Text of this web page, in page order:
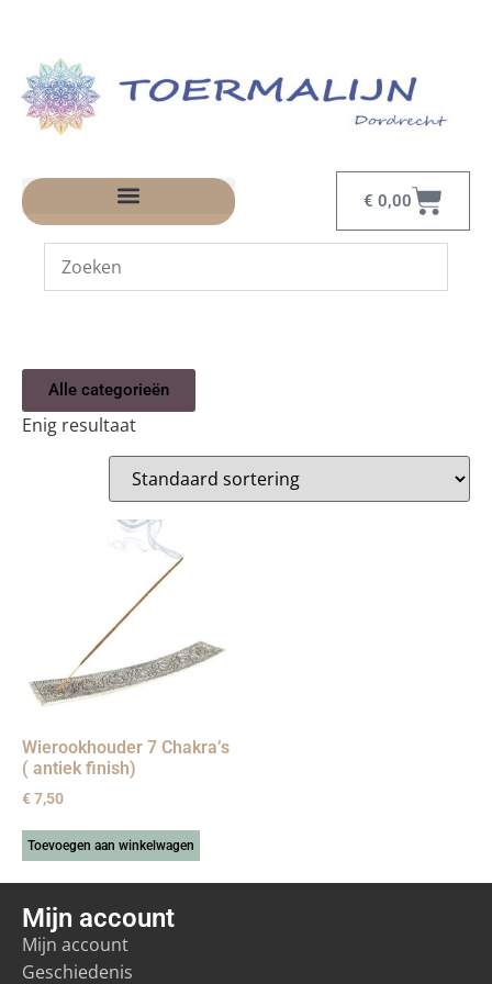
€ 0,00
Alle categorieën
Enig resultaat
Wierookhouder 7 Chakra’s
( antiek finish)
€7,50
Toevoegen aan winkelwagen
Mijn account
Mijn account
Geschiedenis